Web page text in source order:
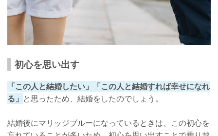
初心を思い出す
「この人と結婚したい」「この人と結婚すれば幸せになれ
る」 と思ったため、結婚をしたのでしょう。
結婚後にマリッジブルーになっているときは、この初心を